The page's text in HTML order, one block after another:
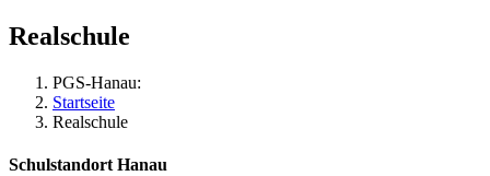
Realschule
PGS-Hanau:
Startseite
Realschule
Schulstandort Hanau